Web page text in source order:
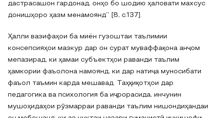
дастрасашон гардонад, онҳо бо шодию ҳаловати махсус
донишҳоро ҳазм менамоянд” [8, с.137].
Ҳалли вазифаҳои ба миён гузоштаи таълимии
консепсияҳои мазкур дар он сурат муваффақона анҷом
мепазирад, ки ҳамаи субъектҳои раванди таълим
ҳамкории фаъолона намоянд, ки дар натиҷа муносибати
фаъол таъмин карда мешавад. Таҳқиқотҳои дар
педагогика ва психология ба иҷрорасида, инчунин
мушоҳидаҳои рӯзмарраи раванди таълим нишондиҳандаи